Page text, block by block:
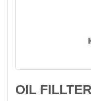
OIL